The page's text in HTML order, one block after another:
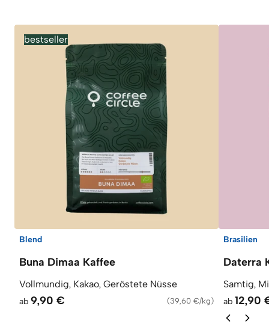
bestseller
Blend
Buna Dimaa Kaffee
Vollmundig, Kakao, Geröstete Nüsse
ab 9,90 € (39,60 €/kg)
Brasilien
Daterra
Samtig,
ab 12,90